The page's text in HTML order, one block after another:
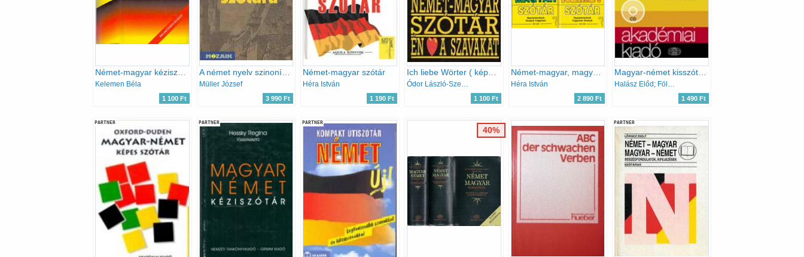
Kelemen Béla
1 100 Ft
A német nyelv szinonímaszótára
Müller József
3 990 Ft
Német-magyar szótár
Héra István
1 190 Ft
Ich liebe Wörter ( képes német-magyar szótár)
Ódor László-Szendrő Borbála
1 100 Ft
Német-magyar, magyar-német szótár
Héra István
2 890 Ft
Halász Előd; Földes Csaba; Uzonyi Pál
1 490 Ft
PARTNER PARTNER PARTNER
40%
PARTNER